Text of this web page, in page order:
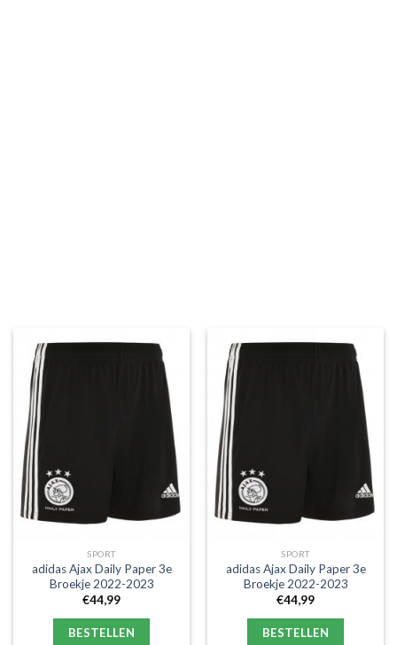
SPORT
adidas Ajax Daily Paper 3e
Broekje 2022-2023
€44,99
BESTELLEN
SPORT
adidas Ajax Daily Paper 3e
Broekje 2022-2023
€44,99
BESTELLEN